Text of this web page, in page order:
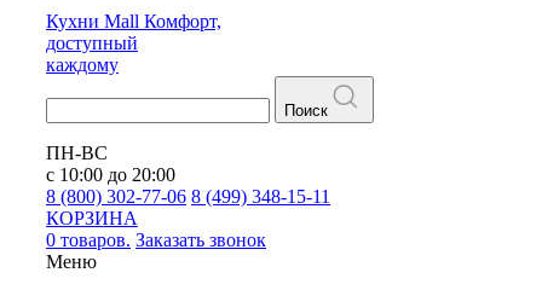
Кухни Mall Комфорт,
доступный
каждому
Поиск
ПН-ВС
с 10:00 до 20:00
8 (800) 302-77-06 8 (499) 348-15-11
КОРЗИНА
0 товаров. Заказать звонок
Меню